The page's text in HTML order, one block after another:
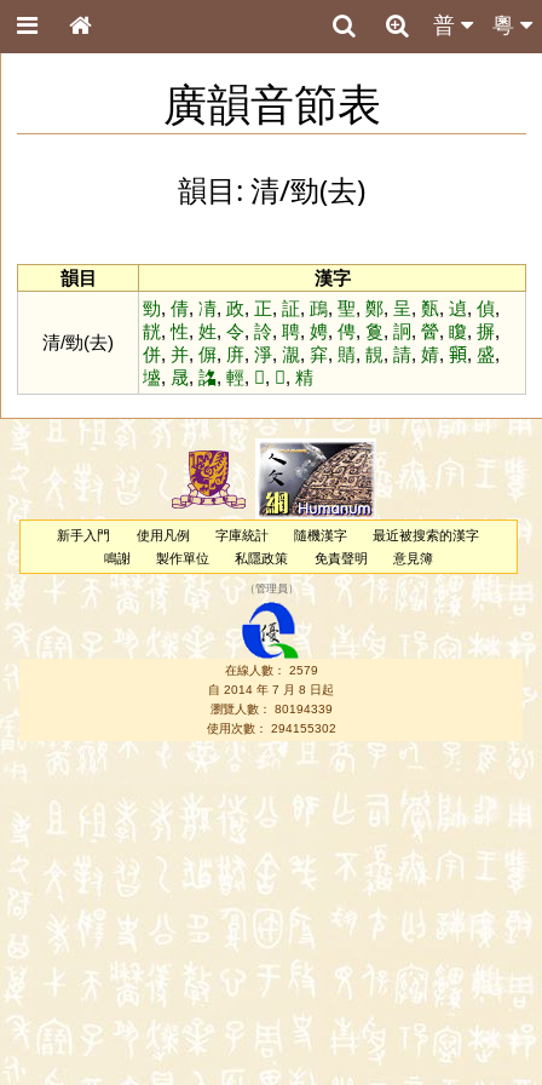
粵
普
廣韻音節表
韻目: 清/勁(去)
韻目 漢字
清/勁(去)
勁, 倩, 凊, 政, 正, 証, 鴊, 聖, 鄭, 呈, 㽀, 遉, 偵,
靗,性, 姓, 令, 詅, 聘, 娉, 俜, 敻, 詗, 醟, 矎, 摒,
併, 并, 偋, 庰, 淨, 㵾, 穽, 䝼, 靚, 請, 婧, 𩓞, 盛,
墭, 晟, 詺, 輕, 𣢝, 𩈡, 精
新手入門 使用凡例 字庫統計 隨機漢字
最近被搜索的漢字
鳴謝
製作單位 私隱政策 免責聲明 意見簿
（管理員 ）
在線人數： 2579
自 2014 年 7 月 8 日起
瀏覽人數： 80194339
使用次數： 294155302